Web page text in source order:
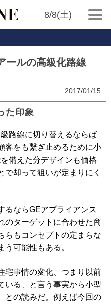
8/8(土)
ールの高級化路線
2017/01/15
た印象
路線に切り替えるならば
客をも繫ぎ止めるために小
備えた分デザインも価格
で却って狙いが定まりにく
ならGEアプライアンス
のターゲットに合わせた商
らもコンセプトの定まらな
可能性もある。
事情の変化、つまり以前
いる、と言う事実から小型
との読みだ。例えば今回の